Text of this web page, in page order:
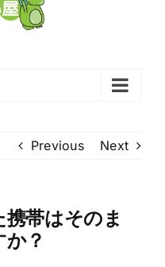
Previous Next
帯はそのま
？